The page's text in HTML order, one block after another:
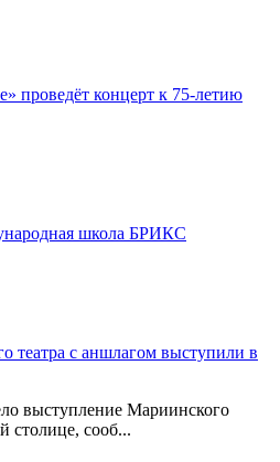
проведёт концерт к 75-летию
школа БРИКС
театра с аншлагом выступили в
выступление Мариинского
столице, сооб...